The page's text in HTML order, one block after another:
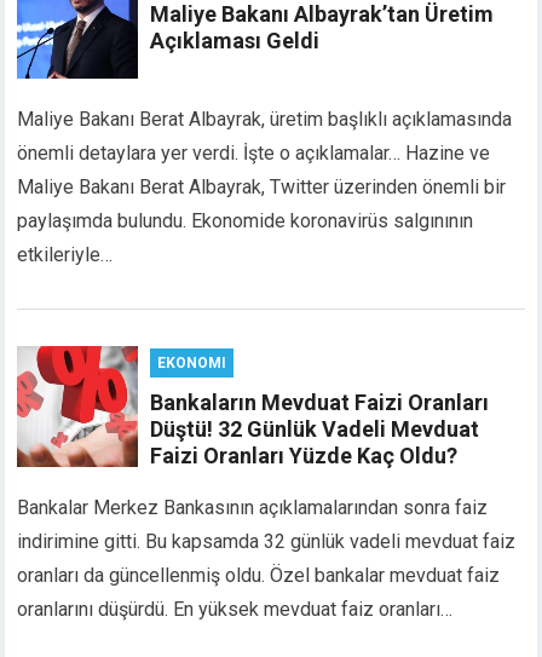
panel
panel
panel
panel
satın al
panel
panel
panel
panel
panel
panel
panel
panel
panel
panel
panel
Maliye Bakanı Albayrak’tan Üretim
Açıklaması Geldi
Maliye Bakanı Berat Albayrak, üretim başlıklı açıklamasında
önemli detaylara yer verdi. İşte o açıklamalar… Hazine ve
Maliye Bakanı Berat Albayrak, Twitter üzerinden önemli bir
paylaşımda bulundu. Ekonomide koronavirüs salgınının
etkileriyle…
EKONOMI
Bankaların Mevduat Faizi Oranları
Düştü! 32 Günlük Vadeli Mevduat
Faizi Oranları Yüzde Kaç Oldu?
Bankalar Merkez Bankasının açıklamalarından sonra faiz
indirimine gitti. Bu kapsamda 32 günlük vadeli mevduat faiz
oranları da güncellenmiş oldu. Özel bankalar mevduat faiz
oranlarını düşürdü. En yüksek mevduat faiz oranları…